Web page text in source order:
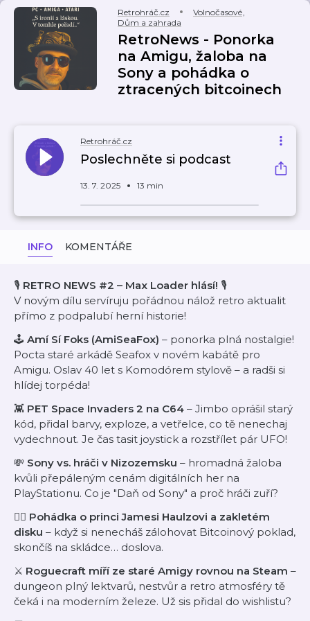
Retrohráč.cz Volnočasové,
Dům a zahrada
RetroNews - Ponorka
na Amigu, žaloba na
Sony a pohádka o
ztracených bitcoinech
Retrohráč.cz
Poslechněte si podcast
13. 7. 2025 13 min
INFO KOMENTÁŘE
🎙️ RETRO NEWS #2 – Max Loader hlásí! 🎙️
V novým dílu servíruju pořádnou nálož retro aktualit
přímo z podpalubí herní historie!
🕹️ Amí Sí Foks (AmiSeaFox) – ponorka plná nostalgie!
Pocta staré arkádě Seafox v novém kabátě pro
Amigu. Oslav 40 let s Komodórem stylově – a radši si
hlídej torpéda!
👾 PET Space Invaders 2 na C64 – Jimbo oprášil starý
kód, přidal barvy, exploze, a vetřelce, co tě nenechaj
vydechnout. Je čas tasit joystick a rozstřílet pár UFO!
💸 Sony vs. hráči v Nizozemsku – hromadná žaloba
kvůli přepáleným cenám digitálních her na
PlayStationu. Co je "Daň od Sony" a proč hráči zuří?
🧙‍♂️ Pohádka o princi Jamesi Haulzovi a zakletém
disku – když si nenecháš zálohovat Bitcoinový poklad,
skončíš na skládce… doslova.
⚔️ Roguecraft míří ze staré Amigy rovnou na Steam –
dungeon plný lektvarů, nestvůr a retro atmosféry tě
čeká i na moderním železe. Už sis přidal do wishlistu?